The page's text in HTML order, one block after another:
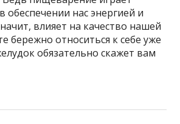
нас энергией и
влияет на качество нашей
бережно относиться к себе уже
обязательно скажет вам